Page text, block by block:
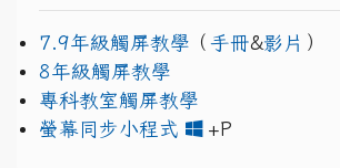
7.9年級觸屏教學 （ 手冊&影片 ）
8年級觸屏教學
專科教室觸屏教學
螢幕同步小程式
+P